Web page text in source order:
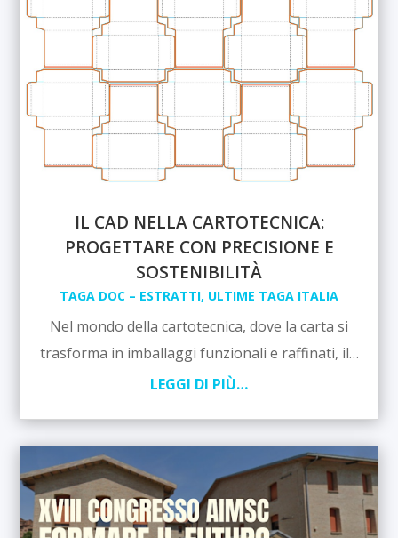
IL CAD NELLA CARTOTECNICA:
PROGETTARE CON PRECISIONE E
SOSTENIBILITÀ
TAGA DOC – ESTRATTI, ULTIME TAGA ITALIA
Nel mondo della cartotecnica, dove la carta si
trasforma in imballaggi funzionali e raffinati, il…
LEGGI DI PIÙ…